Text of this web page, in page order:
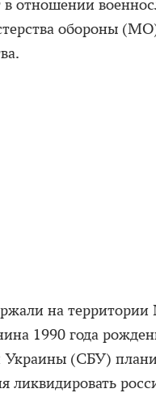
в отношении
обороны
на территории
1990 года
(СБУ)
ликвидировать